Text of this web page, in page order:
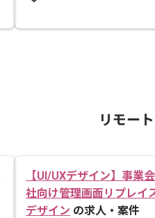
リモー
【UI/UXデザイン】事業会
社向け管理画面リプレイ
デザイン の求人・案件